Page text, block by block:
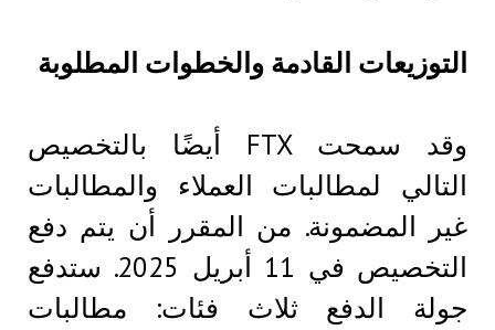
التوزيعات القادمة والخطوات المطلوبة
وقد سمحت FTX أيضًا بالتخصيص
التالي لمطالبات العملاء والمطالبات
غير المضمونة. من المقرر أن يتم دفع
التخصيص في 11 أبريل 2025. ستدفع
جولة الدفع ثلاث فئات: مطالبات